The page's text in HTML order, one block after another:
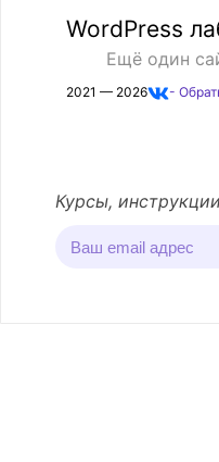
WordPress
Ещё один
2021 — 2026 -
Курсы,